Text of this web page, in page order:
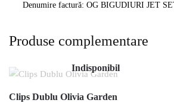
Denumire factură: OG BIGUDIURI JET
Produse complementare
Indisponibil
Clips Dublu Olivia Garden